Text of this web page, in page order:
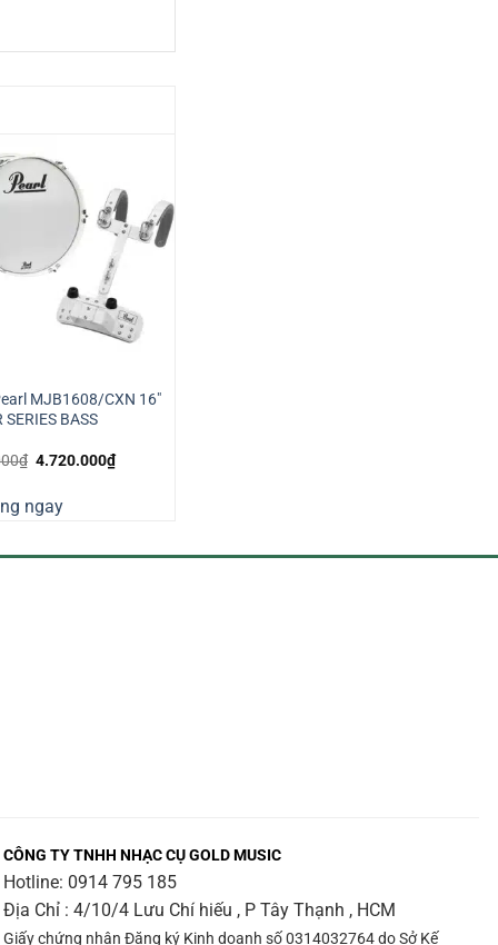
MJB1608/CXN 16″
SERIES BASS
₫ Giá
5.070.000₫.
4.720.000₫Giá
hiện
ngay
CÔNG TY TNHH NHẠC CỤ GOLD MUSIC
Hotline: 0914 795 185
Địa Chỉ : 4/10/4 Lưu Chí hiếu , P Tây Thạnh , HCM
Giấy chứng nhận Đăng ký Kinh doanh số 0314032764 do Sở Kế